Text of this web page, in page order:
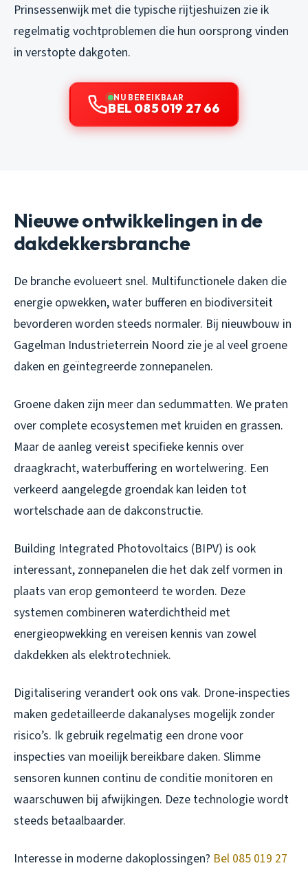
Prinsessenwijk met die typische rijtjeshuizen zie ik
regelmatig vochtproblemen die hun oorsprong vinden
in verstopte dakgoten.
NU BEREIKBAAR
BEL 085 019 27 66
Nieuwe ontwikkelingen in de
dakdekkersbranche
De branche evolueert snel. Multifunctionele daken die
energie opwekken, water bufferen en biodiversiteit
bevorderen worden steeds normaler. Bij nieuwbouw in
Gagelman Industrieterrein Noord zie je al veel groene
daken en geïntegreerde zonnepanelen.
Groene daken zijn meer dan sedummatten. We praten
over complete ecosystemen met kruiden en grassen.
Maar de aanleg vereist specifieke kennis over
draagkracht, waterbuffering en wortelwering. Een
verkeerd aangelegde groendak kan leiden tot
wortelschade aan de dakconstructie.
Building Integrated Photovoltaics (BIPV) is ook
interessant, zonnepanelen die het dak zelf vormen in
plaats van erop gemonteerd te worden. Deze
systemen combineren waterdichtheid met
energieopwekking en vereisen kennis van zowel
dakdekken als elektrotechniek.
Digitalisering verandert ook ons vak. Drone-inspecties
maken gedetailleerde dakanalyses mogelijk zonder
risico’s. Ik gebruik regelmatig een drone voor
inspecties van moeilijk bereikbare daken. Slimme
sensoren kunnen continu de conditie monitoren en
waarschuwen bij afwijkingen. Deze technologie wordt
steeds betaalbaarder.
Interesse in moderne dakoplossingen? Bel 085 019 27